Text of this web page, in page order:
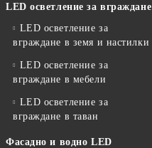
LED осветление за вграждане
LED осветление за
вграждане в земя и настилки
LED осветление за
вграждане в мебели
LED осветление за
вграждане в таван
Фасадно и водно LED